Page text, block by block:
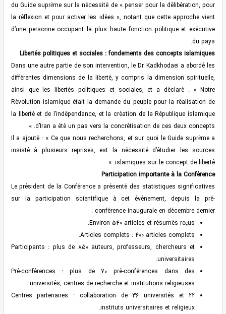
du Guide suprême sur la nécessité de « penser pour la délibération, pour
la réflexion et pour activer les idées », notant que cette approche vient
d’une personne occupant la plus haute fonction politique et exécutive
du pays.
Libertés politiques et sociales : fondements des concepts islamiques
Dans une autre partie de son intervention, le Dr Kadkhodaei a abordé les
différentes dimensions de la liberté, y compris la dimension spirituelle,
ainsi que les libertés politiques et sociales, et a déclaré : « Notre
Révolution islamique était la demande du peuple pour la réalisation de
la liberté et de l’indépendance, et la création de la République islamique
d’Iran a été un pas vers la concrétisation de ces deux concepts. »
Il a ajouté : « Ce que nous recherchons, et sur quoi le Guide suprême a
insisté à plusieurs reprises, est la nécessité d’étudier les sources
islamiques sur le concept de liberté. »
Participation importante à la Conférence
Le président de la Conférence a présenté des statistiques significatives
sur la participation scientifique à cet événement, depuis la pré-
conférence inaugurale en décembre dernier :
Environ 540 articles et résumés reçus.
Articles complets : 400 articles complets.
Participants : plus de 850 auteurs, professeurs, chercheurs et
universitaires.
Pré-conférences : plus de 70 pré-conférences dans des
universités, centres de recherche et institutions religieuses.
Centres partenaires : collaboration de 36 universités et 22
instituts universitaires et religieux.